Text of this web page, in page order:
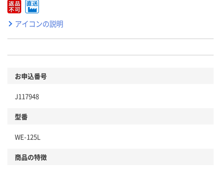
アイコンの説明
お申込番号
J117948
型番
WE-125L
商品の特徴